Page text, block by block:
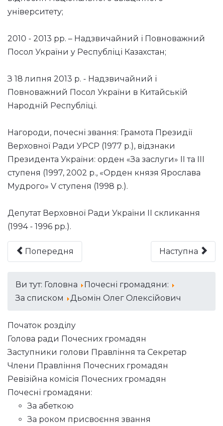
університету;
2010 - 2013 рр. – Надзвичайний і Повноважний
Посол України у Республіці Казахстан;
З 18 липня 2013 р. - Надзвичайний і
Повноважний Посол України в Китайській
Народній Республіці.
Нагороди, почесні звання: Грамота Президії
Верховної Ради УРСР (1977 р.), відзнаки
Президента України: орден «За заслуги» ІІ та ІІІ
ступеня (1997, 2002 р., «Орден князя Ярослава
Мудрого» V ступеня (1998 р.).
Депутат Верховної Ради України ІІ скликання
(1994 - 1996 рр.).
Попередня Наступна
Ви тут: Головна
Почесні громадяни:
За списком
Дьомін Олег Олексійович
Початок розділу
Голова ради Почесних громадян
Заступники голови Правління та Секретар
Члени Правління Почесних громадян
Ревізійна комісія Почесних громадян
Почесні громадяни:
За абеткою
За роком присвоєння звання